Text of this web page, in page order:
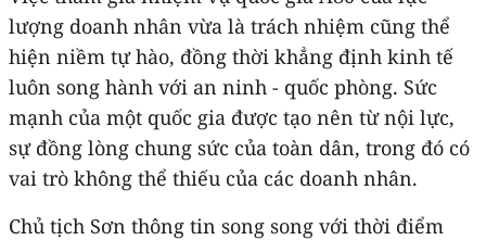
lượng doanh nhân vừa là trách nhiệm cũng thể
hiện niềm tự hào, đồng thời khẳng định kinh tế
luôn song hành với an ninh - quốc phòng. Sức
mạnh của một quốc gia được tạo nên từ nội lực,
sự đồng lòng chung sức của toàn dân, trong đó có
vai trò không thể thiếu của các doanh nhân.
Chủ tịch Sơn thông tin song song với thời điểm